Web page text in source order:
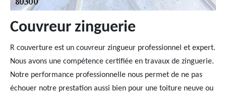
Couvreur zinguerie
R couverture est un couvreur zingueur professionnel et expert.
Nous avons une compétence certifiée en travaux de zinguerie.
Notre performance professionnelle nous permet de ne pas
échouer notre prestation aussi bien pour une toiture neuve ou